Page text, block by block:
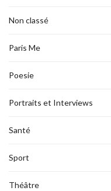
Non classé
Paris Me
Poesie
Portraits et Interviews
Santé
Sport
Théâtre